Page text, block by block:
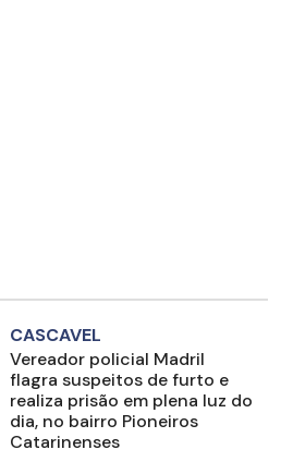
CASCAVEL
Vereador policial Madril
flagra suspeitos de furto e
realiza prisão em plena luz do
dia, no bairro Pioneiros
Catarinenses